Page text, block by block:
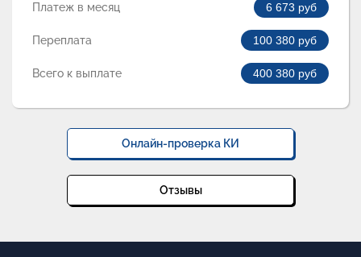
Платеж в месяц 6 673 руб
Переплата 100 380 руб
Всего к выплате 400 380 руб
Онлайн-проверка КИ
Отзывы